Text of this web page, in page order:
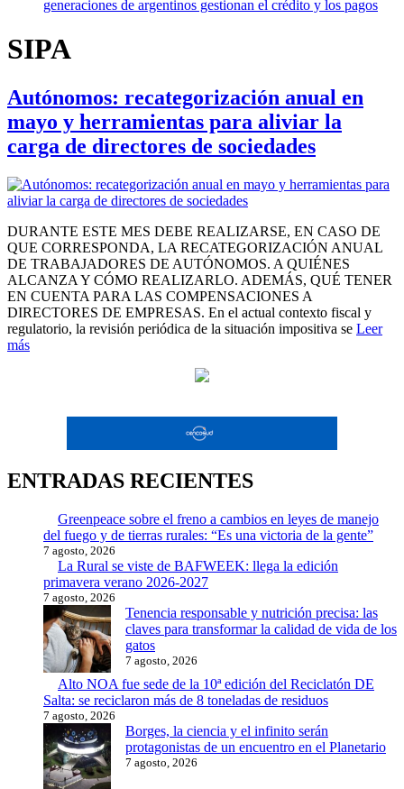
generaciones de argentinos gestionan el crédito y los pagos
SIPA
Autónomos: recategorización anual en
mayo y herramientas para aliviar la
carga de directores de sociedades
DURANTE ESTE MES DEBE REALIZARSE, EN CASO DE
QUE CORRESPONDA, LA RECATEGORIZACIÓN ANUAL
DE TRABAJADORES DE AUTÓNOMOS. A QUIÉNES
ALCANZA Y CÓMO REALIZARLO. ADEMÁS, QUÉ TENER
EN CUENTA PARA LAS COMPENSACIONES A
DIRECTORES DE EMPRESAS. En el actual contexto fiscal y
regulatorio, la revisión periódica de la situación impositiva se Leer
más
ENTRADAS RECIENTES
Greenpeace sobre el freno a cambios en leyes de manejo
del fuego y de tierras rurales: “Es una victoria de la gente”
7 agosto, 2026
La Rural se viste de BAFWEEK: llega la edición
primavera verano 2026-2027
7 agosto, 2026
Tenencia responsable y nutrición precisa: las
claves para transformar la calidad de vida de los
gatos
7 agosto, 2026
Alto NOA fue sede de la 10ª edición del Reciclatón DE
Salta: se reciclaron más de 8 toneladas de residuos
7 agosto, 2026
Borges, la ciencia y el infinito serán
protagonistas de un encuentro en el Planetario
7 agosto, 2026